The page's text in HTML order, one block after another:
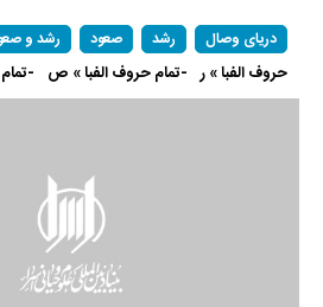
دریای وصال رشد صعود رشد و
حروف الفبا » ر -تمام حروف الفبا » ص -